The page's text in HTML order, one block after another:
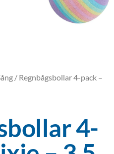
/ Regnbågsbollar 4-pack –
4-